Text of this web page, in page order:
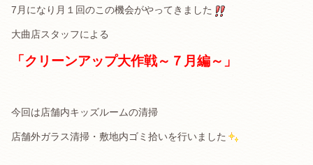
7月になり月１回のこの機会がやってきました
大曲店スタッフによる
「クリーンアップ大作戦～７月編～」
今回は店舗内キッズルームの清掃
店舗外ガラス清掃・敷地内ゴミ拾いを行いました